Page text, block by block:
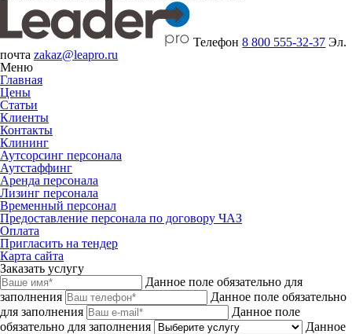
Телефон8 800 555-32-37 Эл.
почта zakaz@leapro.ru
Меню
Главная
Цены
Статьи
Клиенты
Контакты
Клининг
Аутсорсинг персонала
Аутстаффинг
Аренда персонала
Лизинг персонала
Временный персонал
Предоставление персонала по договору ЧАЗ
Оплата
Пригласить на тендер
Карта сайта
Заказать услугу
Данное поле обязательно для
заполнения
Данное поле обязательно
для заполнения
Данное поле
обязательно для заполнения
Данное